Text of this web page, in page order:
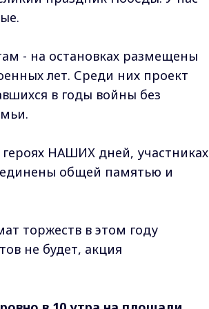
- на остановках размещены
лет. Среди них проект
в годы войны без
НАШИХ дней, участниках
общей памятью и
торжеств в этом году
не будет, акция